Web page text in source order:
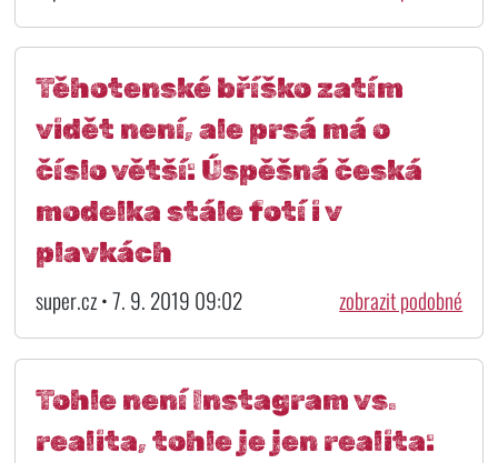
Těhotenské bříško zatím
vidět není, ale prsá má o
číslo větší: Úspěšná česká
modelka stále fotí i v
plavkách
super.cz • 7. 9. 2019 09:02 zobrazit podobné
Tohle není Instagram vs.
realita, tohle je jen realita: